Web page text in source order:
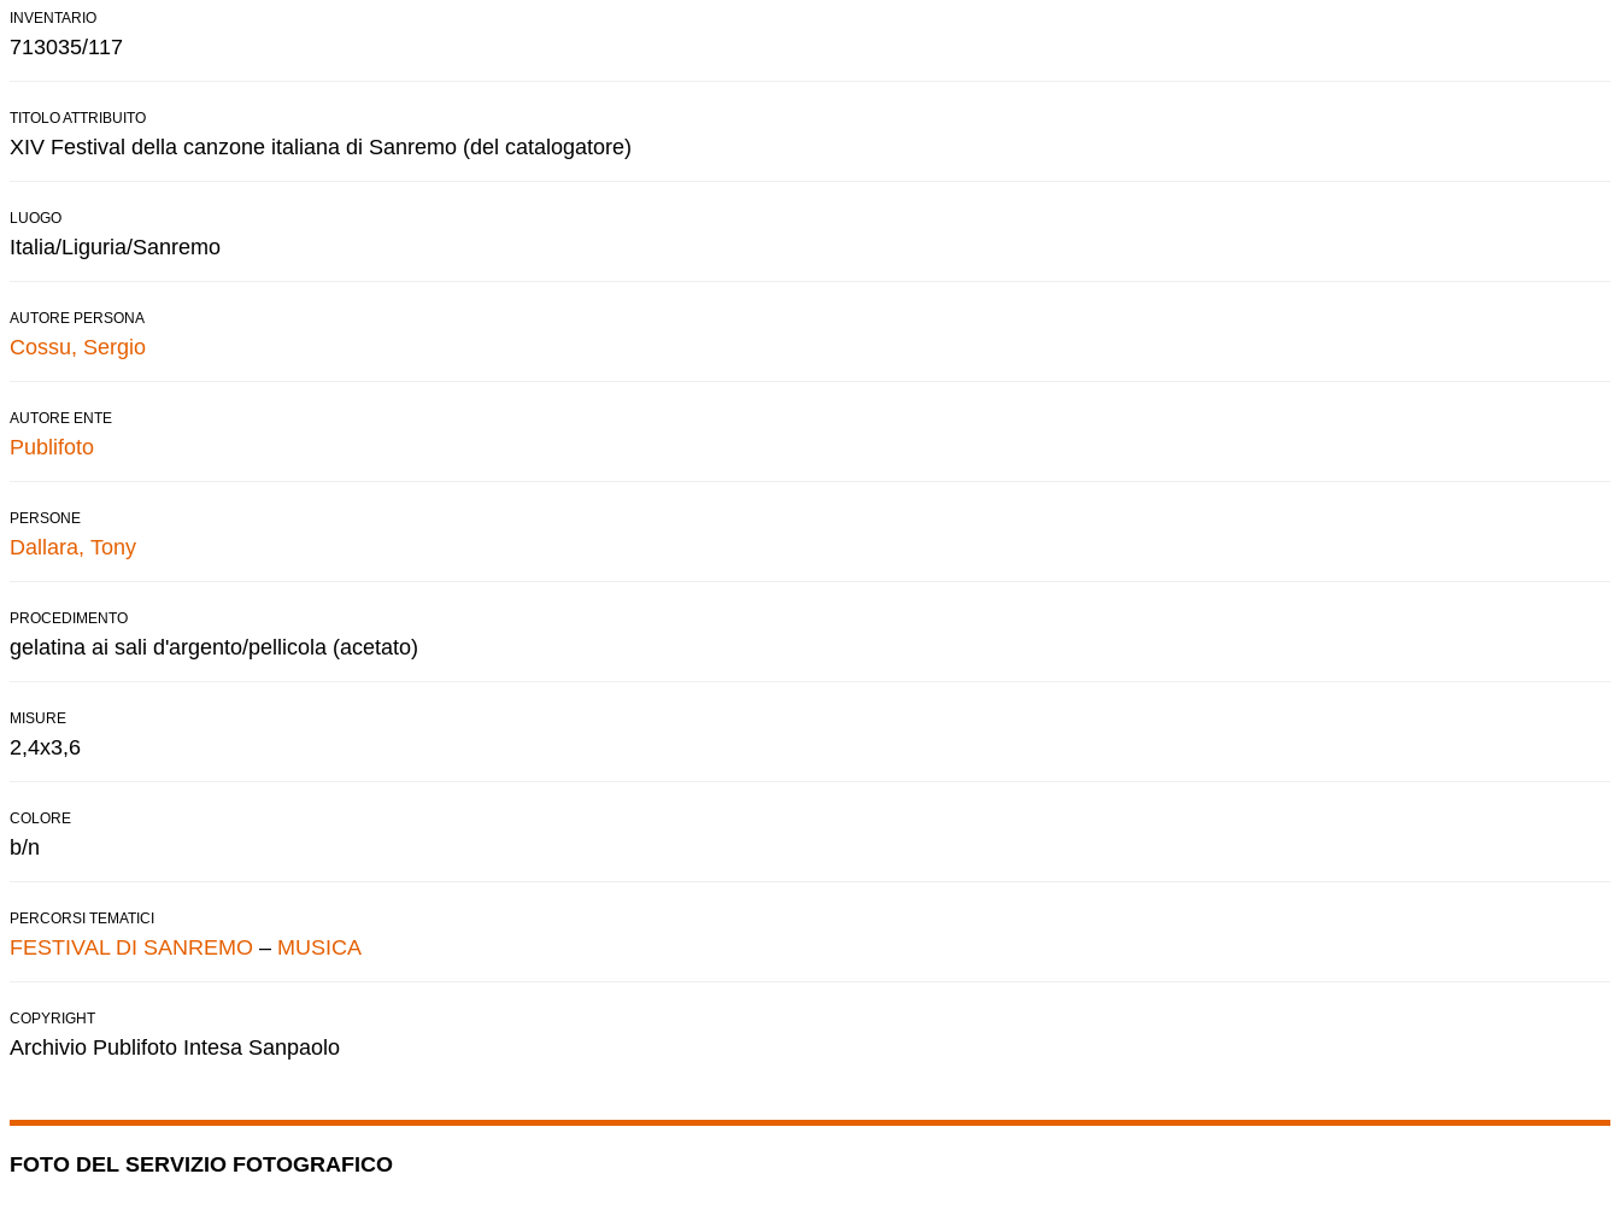
INVENTARIO
713035/117
TITOLO ATTRIBUITO
XIV Festival della canzone italiana di Sanremo (del catalogatore)
LUOGO
Italia/Liguria/Sanremo
AUTORE PERSONA
Cossu, Sergio
AUTORE ENTE
Publifoto
PERSONE
Dallara, Tony
PROCEDIMENTO
gelatina ai sali d'argento/pellicola (acetato)
MISURE
2,4x3,6
COLORE
b/n
PERCORSI TEMATICI
FESTIVAL DI SANREMO – MUSICA
COPYRIGHT
Archivio Publifoto Intesa Sanpaolo
FOTO DEL SERVIZIO FOTOGRAFICO